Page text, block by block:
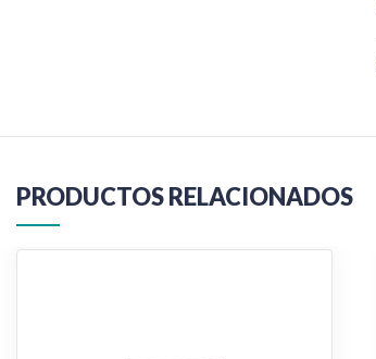
PRODUCTOS RELACIONADOS